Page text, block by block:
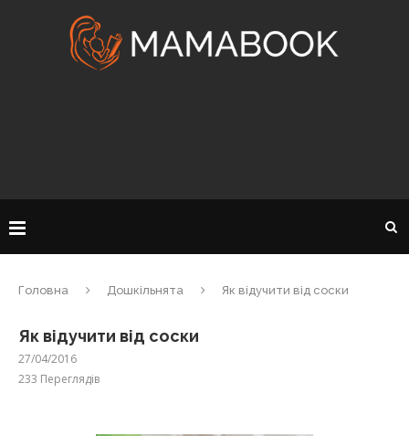
Головна Дошкільнята Як відучити від соски
Як відучити від соски
27/04/2016
233 Переглядів